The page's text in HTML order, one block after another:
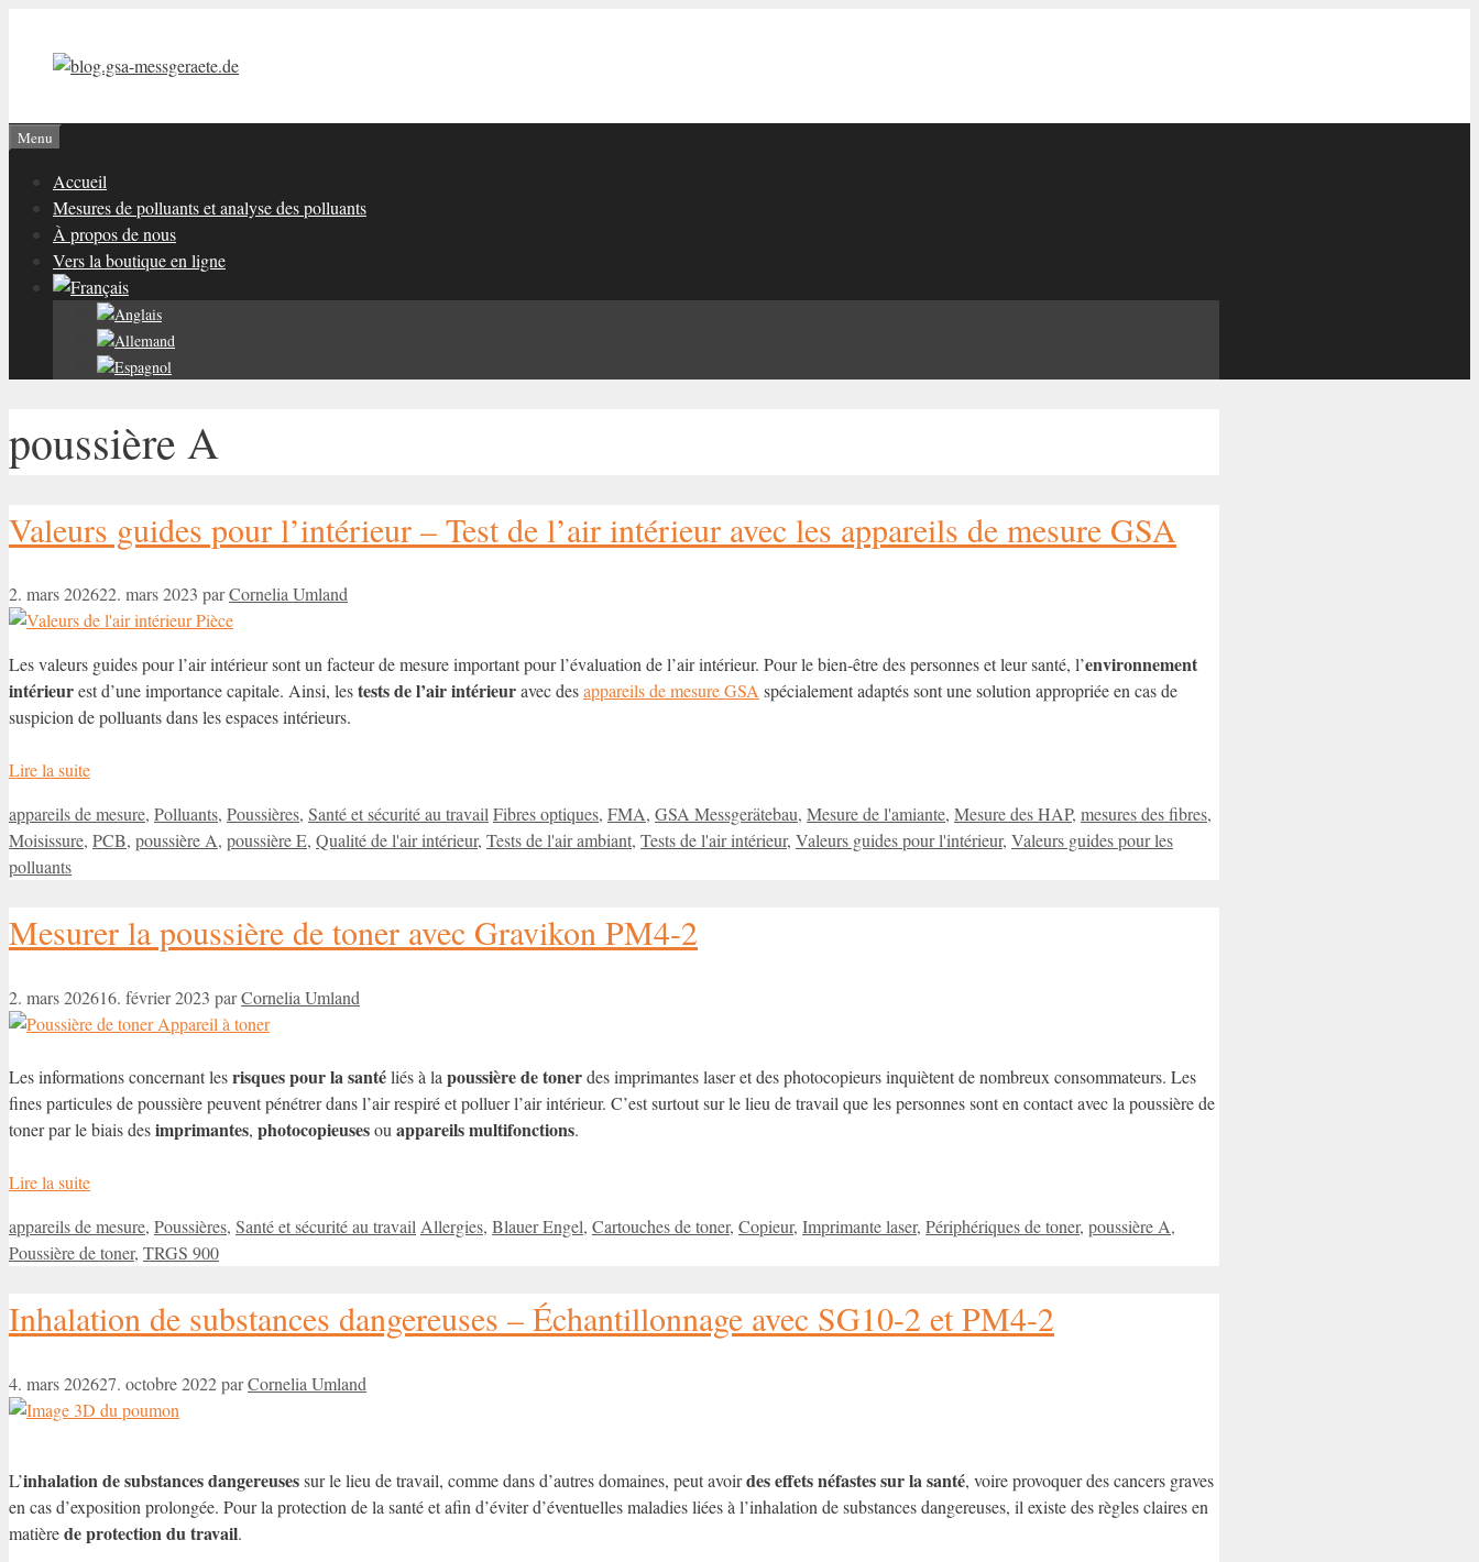
contenu
Menu
Accueil
Mesures de polluants et analyse des polluants
À propos de nous
Vers la boutique en ligne
poussière A
Valeurs guides pour l’intérieur – Test de l’air intérieur avec les appareils de mesure GSA
2. mars 202622. mars 2023 parCornelia Umland
Les valeurs guides pour l’air intérieur sont un facteur de mesure important pour l’évaluation de l’air intérieur. Pour le bien-être des personnes et leur santé, l’environnement
intérieurest d’une importance capitale. Ainsi, lestests de l’air intérieuravec desappareils de mesure GSA spécialement adaptés sont une solution appropriée en cas de
suspicion de polluants dans les espaces intérieurs.
Lire la suite
Catégories
appareils de mesure, Polluants, Poussières, Santé et sécurité au travailÉtiquettes
Fibres optiques, FMA, GSA Messgerätebau, Mesure de l'amiante, Mesure des HAP, mesures des fibres,
Moisissure, PCB, poussière A, poussière E, Qualité de l'air intérieur, Tests de l'air ambiant, Tests de l'air intérieur, Valeurs guides pour l'intérieur, Valeurs guides pour les
polluants
Mesurer la poussière de toner avec Gravikon PM4-2
2. mars 202616. février 2023 parCornelia Umland
Les informations concernant lesrisques pour la santéliés à lapoussière de tonerdes imprimantes laser et des photocopieurs inquiètent de nombreux consommateurs. Les
fines particules de poussière peuvent pénétrer dans l’air respiré et polluer l’air intérieur. C’est surtout sur le lieu de travail que les personnes sont en contact avec la poussière de
toner par le biais desimprimantes, photocopieusesouappareils multifonctions.
Lire la suite
Catégories
appareils de mesure, Poussières, Santé et sécurité au travail Étiquettes
Allergies, Blauer Engel, Cartouches de toner, Copieur, Imprimante laser, Périphériques de toner, poussière A,
Poussière de toner, TRGS 900
Inhalation de substances dangereuses – Échantillonnage avec SG10-2 et PM4-2
4. mars 202627. octobre 2022parCornelia Umland
L’inhalation de substances dangereusessur le lieu de travail, comme dans d’autres domaines, peut avoirdes effets néfastes sur la santé, voire provoquer des cancers graves
en cas d’exposition prolongée. Pour la protection de la santé et afin d’éviter d’éventuelles maladies liées à l’inhalation de substances dangereuses, il existe des règles claires en
matièrede protection du travail.